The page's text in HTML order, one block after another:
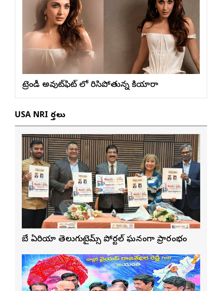
ట్రెండీ అవుట్‌ఫిట్ లో మెరిసిపోతున్న కియారా
USA NRI వార్తలు
బే ఏరియా తెలుగుటైమ్స్ పోర్టల్ ఘనంగా ప్రారంభం